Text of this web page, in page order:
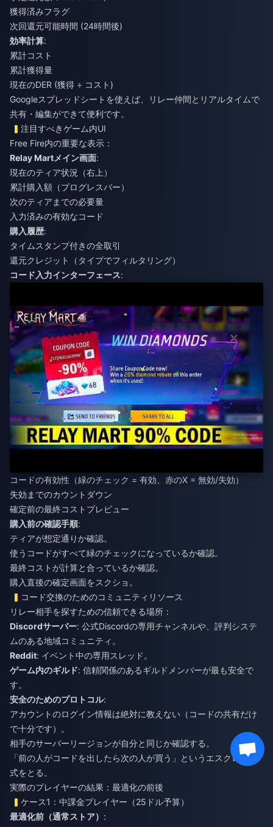
獲得済みフラグ
次回還元可能時間 (24時間後)
効率計算:
累計コスト
累計獲得量
現在のDER (獲得 ÷ コスト)
Googleスプレッドシートを使えば、リレー仲間とリアルタイムで
共有・編集ができて便利です。
注目すべきゲーム内UI
Free Fire内の重要な表示：
Relay Martメイン画面:
現在のティア状況（右上）
累計購入額（プログレスバー）
次のティアまでの必要量
入力済みの有効なコード
購入履歴:
タイムスタンプ付きの全取引
還元クレジット（タイプでフィルタリング）
コード入力インターフェース
コードの有効性（緑のチェック = 有効、赤のX = 無効/失効）
失効までのカウントダウン
確定前の最終コストプレビュー
購入前の確認手順:
ティアが想定通りか確認。
使うコードがすべて緑のチェックになっているか確認。
最終コストが計算と合っているか確認。
購入直後の確定画面をスクショ。
コード交換のためのコミュニティリソース
リレー相手を探すための信頼できる場所：
Discordサーバー: 公式Discordの専用チャンネルや、評判システ
ムのある地域コミュニティ。
Reddit: イベント中の専用スレッド。
ゲーム内のギルド: 信頼関係のあるギルドメンバーが最も安全で
す。
安全のためのプロトコル:
アカウントのログイン情報は絶対に教えない（コードの共有だけ
で十分です）。
相手のサーバーリージョンが自分と同じか確認する。
「前の人がコードを出したら次の人が買う」というエスクロー方
式をとる。
実際のプレイヤーの結果：最適化の前後
ケース1：中課金プレイヤー（25ドル予算）
最適化前（通常ストア） :